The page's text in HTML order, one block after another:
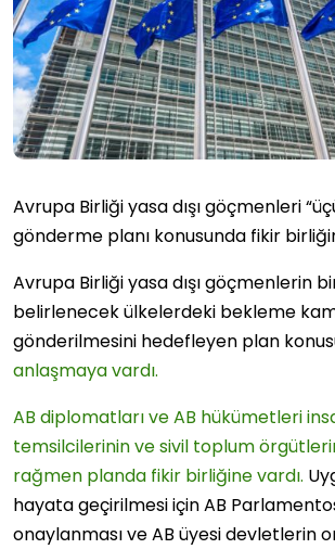
Avrupa Birliği yasa dışı göçmenleri
gönderme planı konusunda fikir
Avrupa Birliği yasa dışı göçmenlerin
belirlenecek ülkelerdeki bekleme
gönderilmesini hedefleyen plan
anlaşmaya vardı.
AB diplomatları ve AB hükümetleri
temsilcilerinin ve sivil toplum
rağmen planda fikir birliğine vardı.
hayata geçirilmesi için AB
onaylanması ve AB üyesi devletlerin